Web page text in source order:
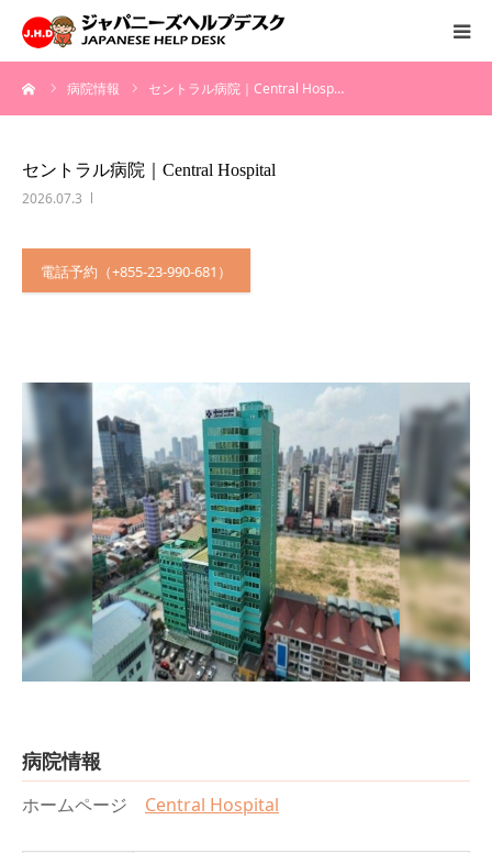
病院情報 セントラル病院｜Central Hosp…
セントラル病院｜Central Hospital
2026.07.3
電話予約（+855-23-990-681）
病院情報
ホームページ Central Hospital
HOME
会社概要
採用情報